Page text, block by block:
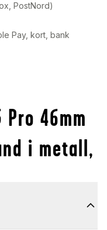
PostNord)
Pay, kort, bank
Pro 46mm
i metall,